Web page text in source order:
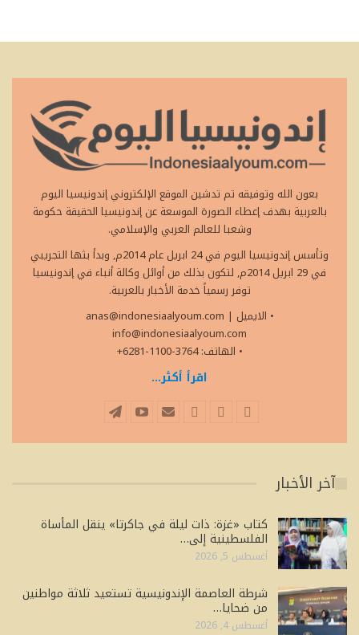
بعون الله وتوفيقه تم تدشين الموقع الإلكتروني إندونيسيا اليوم
بالعربية بهدف إعطاء الصورة الموسعة عن إندونيسيا الحقيقة حكومة
وشعبا للعالم العربي والإسلامي.
وتأسس إندونيسيا اليوم في 24 ابريل عام 2014م, وبدأ بثها التجريبي
في 29 ابريل 2014م, لتكون بذلك من أوائل وكالة أنباء في إندونيسيا
توفر رسمياً خدمة الأخبار بالعربية.
• الايميل
anas@indonesiaalyoum.com |
info@indonesiaalyoum.com
• الهاتف: 3764-1100-6281+
اقرأ أكثر...
آخر الأخبار
كتاب «غزة: ذات ليلة في جاكرتا» ينقل المأساة
الفلسطينية إلى…
أغسطس 5, 2026
شرطة العاصمة الإندونيسية تستعيد ثلاثة مواطنين
من ضحايا…
أغسطس 4, 2026